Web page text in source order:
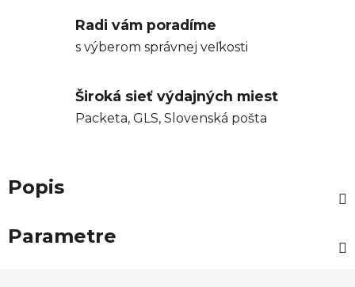
Radi vám poradíme
s výberom správnej veľkosti
Široká sieť výdajných miest
Packeta, GLS, Slovenská pošta
Popis
Parametre